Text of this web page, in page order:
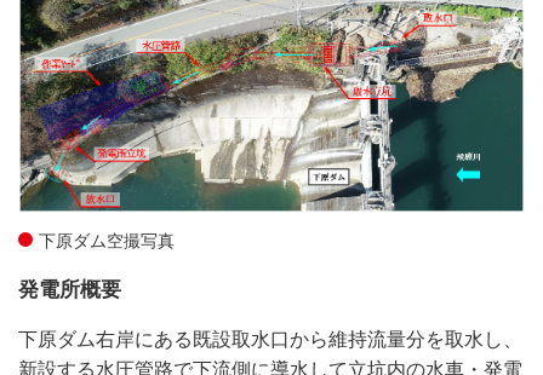
下原ダム空撮写真
発電所概要
下原ダム右岸にある既設取水口から維持流量分を取水し、
新設する水圧管路で下流側に導水して立坑内の水車・発電